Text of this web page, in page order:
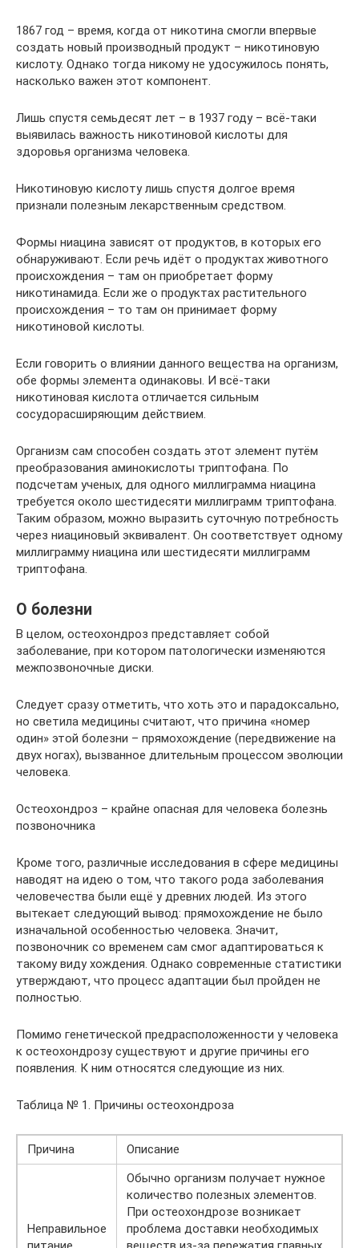
1867 год – время, когда от никотина смогли впервые
создать новый производный продукт – никотиновую
кислоту. Однако тогда никому не удосужилось понять,
насколько важен этот компонент.
Лишь спустя семьдесят лет – в 1937 году – всё-таки
выявилась важность никотиновой кислоты для
здоровья организма человека.
Никотиновую кислоту лишь спустя долгое время
признали полезным лекарственным средством.
Формы ниацина зависят от продуктов, в которых его
обнаруживают. Если речь идёт о продуктах животного
происхождения – там он приобретает форму
никотинамида. Если же о продуктах растительного
происхождения – то там он принимает форму
никотиновой кислоты.
Если говорить о влиянии данного вещества на организм,
обе формы элемента одинаковы. И всё-таки
никотиновая кислота отличается сильным
сосудорасширяющим действием.
Организм сам способен создать этот элемент путём
преобразования аминокислоты триптофана. По
подсчетам ученых, для одного миллиграмма ниацина
требуется около шестидесяти миллиграмм триптофана.
Таким образом, можно выразить суточную потребность
через ниациновый эквивалент. Он соответствует одному
миллиграмму ниацина или шестидесяти миллиграмм
триптофана.
О болезни
В целом, остеохондроз представляет собой
заболевание, при котором патологически изменяются
межпозвоночные диски.
Следует сразу отметить, что хоть это и парадоксально,
но светила медицины считают, что причина «номер
один» этой болезни – прямохождение (передвижение на
двух ногах), вызванное длительным процессом эволюции
человека.
Остеохондроз – крайне опасная для человека болезнь
позвоночника
Кроме того, различные исследования в сфере медицины
наводят на идею о том, что такого рода заболевания
человечества были ещё у древних людей. Из этого
вытекает следующий вывод: прямохождение не было
изначальной особенностью человека. Значит,
позвоночник со временем сам смог адаптироваться к
такому виду хождения. Однако современные статистики
утверждают, что процесс адаптации был пройден не
полностью.
Помимо генетической предрасположенности у человека
к остеохондрозу существуют и другие причины его
появления. К ним относятся следующие из них.
Таблица № 1. Причины остеохондроза
Причина Описание
Неправильное
Обычно организм получает нужное
количество полезных элементов.
При остеохондрозе возникает
проблема доставки необходимых